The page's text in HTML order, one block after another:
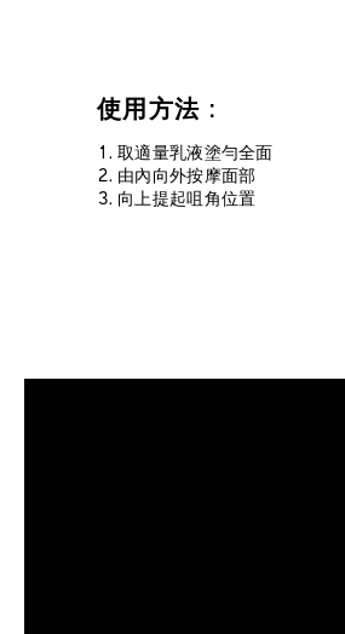
使用方法 :
取適量乳液塗勻全面
由內向外按摩面部
向上提起咀角位置